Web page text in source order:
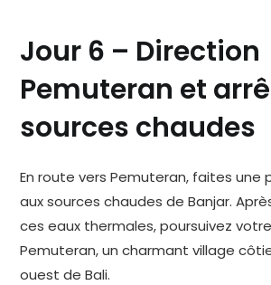
Jour 6 – Direction
Pemuteran et
sources chaudes
En route vers Pemuteran, faites une
aux sources chaudes de Banjar.
ces eaux thermales, poursuivez
Pemuteran, un charmant village
ouest de Bali.